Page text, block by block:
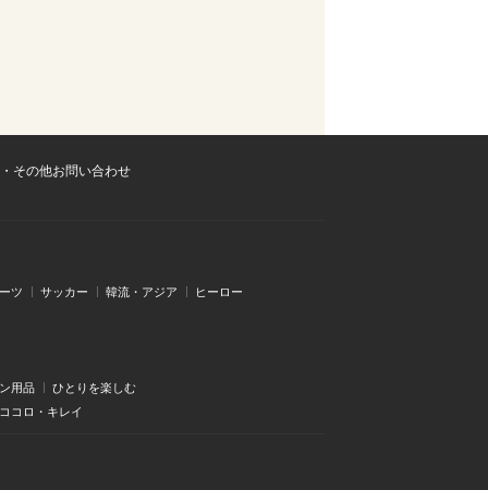
その他お問い合わせ
ツ サッカー 韓流・アジア ヒーロー
用品
ひとりを楽しむ
コロ・キレイ